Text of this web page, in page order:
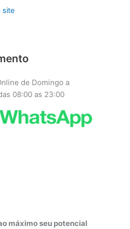
site
de Domingo a
08:00 as 23:00
máximo seu potencial